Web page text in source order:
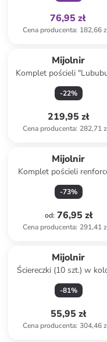
76,95 zł
Cena producenta: 182,66
Mijolnir
Komplet pościeli
kolorze fioletowym
-22%
219,95 zł
Cena producenta: 282,71
Mijolnir
Komplet pościeli
kolorze beżowym
-73%
od: 76,95 zł
Cena producenta: 291,41
Mijolnir
Ściereczki (10 szt.) w
szarym do naczyń
-81%
55,95 zł
Cena producenta: 304,46